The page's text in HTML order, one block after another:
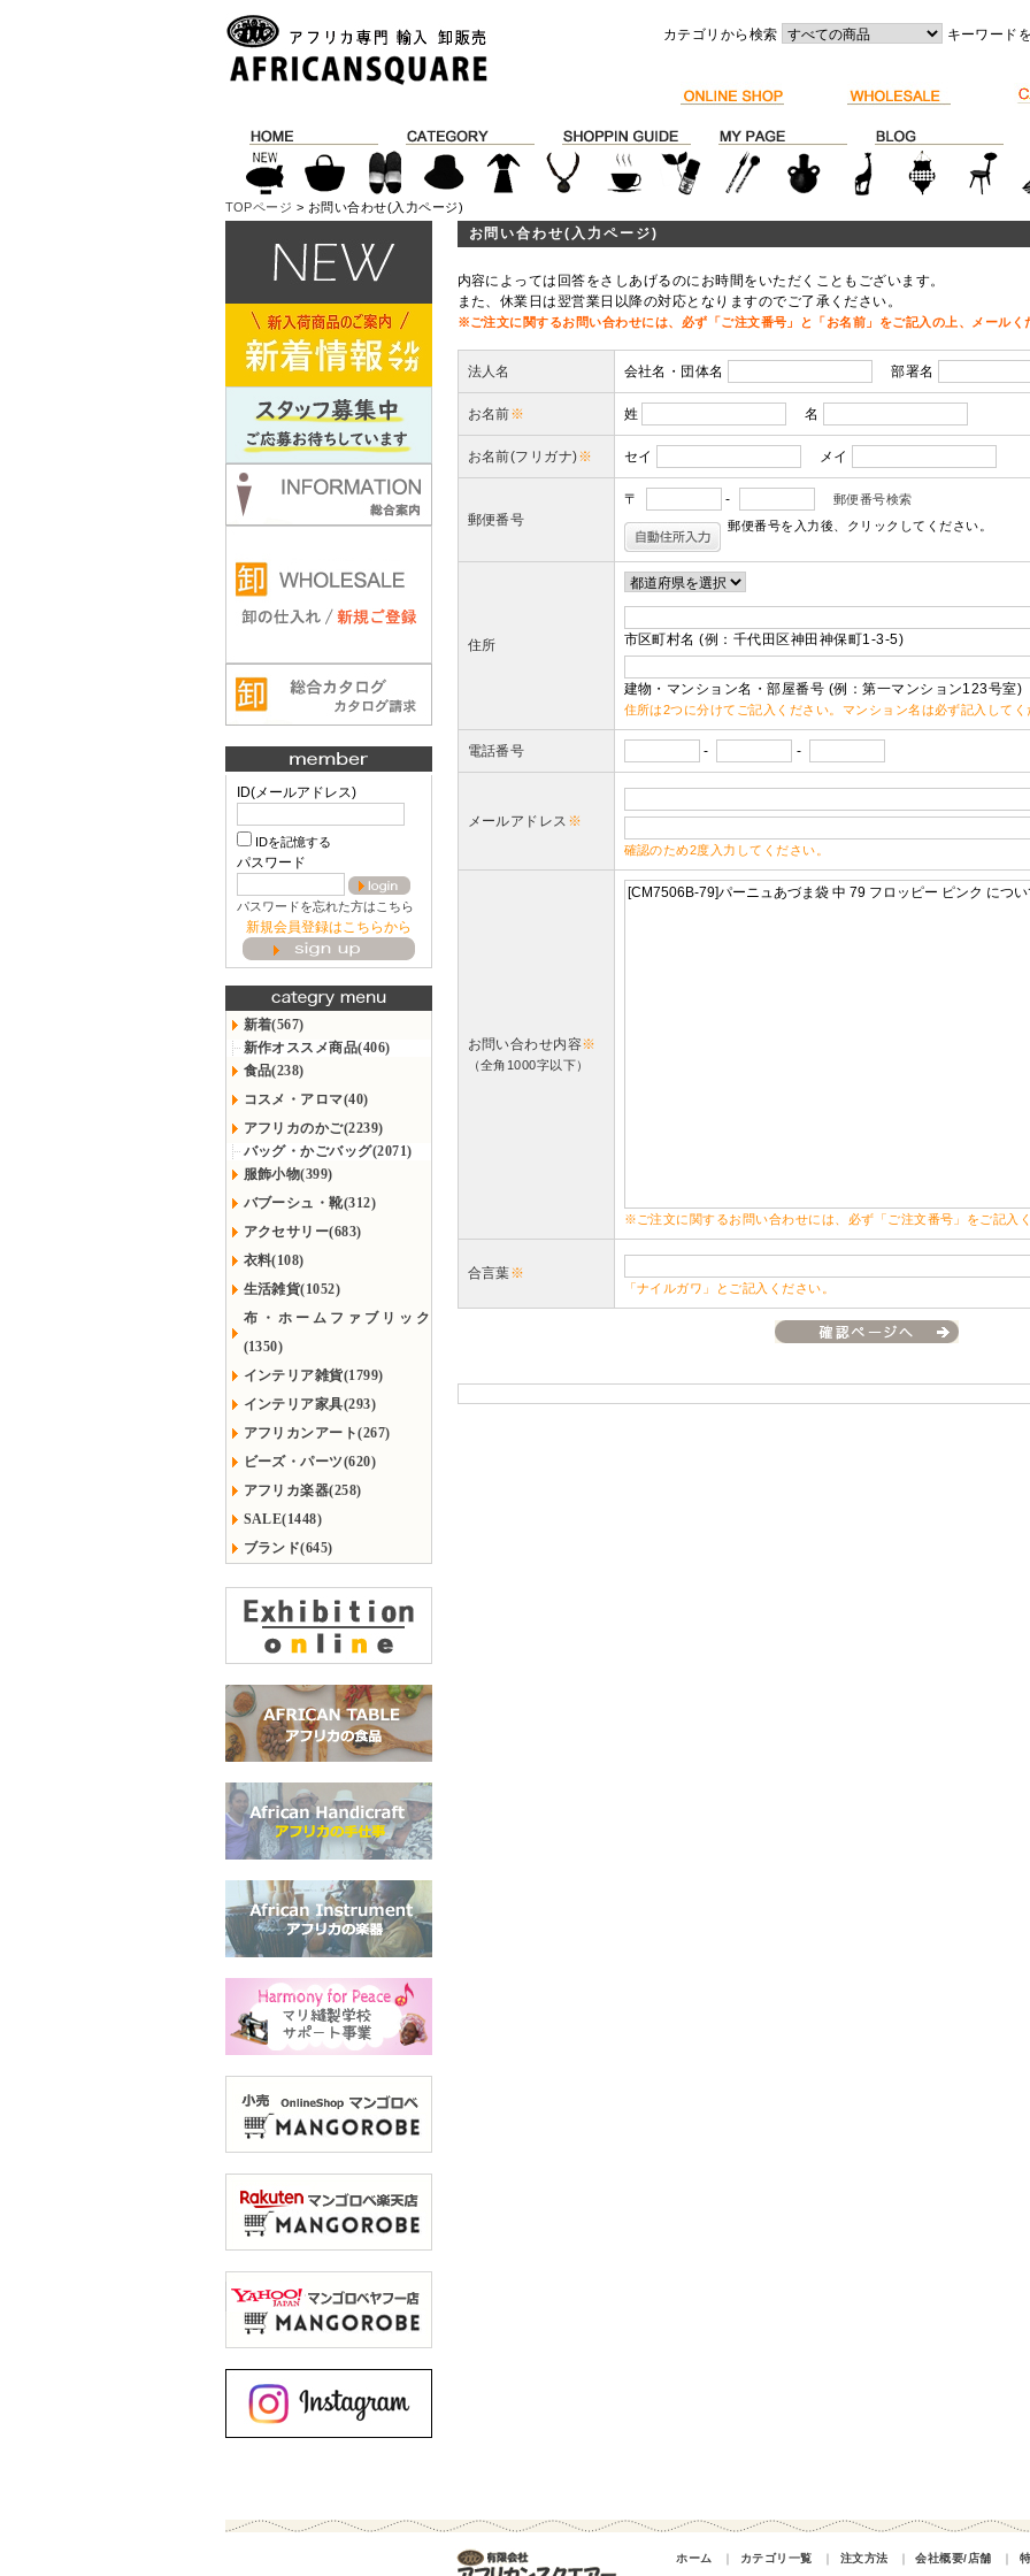
カテゴリから検索 キーワード
TOPページ > お問い合わせ(入力ページ)
ID(メールアドレス)
IDを記憶する
パスワード
パスワードを忘れた方はこちら
新規会員登録はこちらから
新着(567)
新作オススメ商品(406)
食品(238)
コスメ・アロマ(40)
アフリカのかご(2239)
バッグ・かごバッグ(2071)
服飾小物(399)
バブーシュ・靴(312)
アクセサリー(683)
衣料(108)
生活雑貨(1052)
布・ホームファブリック
(1350)
インテリア雑貨(1799)
インテリア家具(293)
アフリカンアート(267)
ビーズ・パーツ(620)
アフリカ楽器(258)
SALE(1448)
ブランド(645)
お問い合わせ(入力ページ)
内容によっては回答をさしあげるのにお時間をいただくこともございます。
また、休業日は翌営業日以降の対応となりますのでご了承ください。
※ご注文に関するお問い合わせには、必ず「ご注文番号」と「お名前」をご記入の上、メール
法人名 会社名・団体名 部署名
お名前※ 姓 名
お名前(フリガナ)※ セイ メイ
郵便番号
〒 -
郵便番号検索
郵便番号を入力後、クリックしてください。
住所 市区町村名 (例：千代田区神田神保町1-3-5)
建物・マンション名・部屋番号 (例：第一マンション123号室)
住所は2つに分けてご記入ください。マンション名は必ず記入してく
電話番号 - -
メールアドレス ※
確認のため2度入力してください。
お問い合わせ内容※
（全角1000字以下）
※ご注文に関するお問い合わせには、必ず「ご注文番号」をご記入
合言葉※
「ナイルガワ」とご記入ください。
ホーム ｜ カテゴリ一覧 ｜ 注文方法 ｜ 会社概要/店舗 ｜